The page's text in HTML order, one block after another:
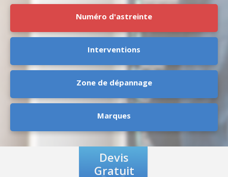
Numéro d'astreinte
Interventions
Zone de dépannage
Marques
Devis
Gratuit